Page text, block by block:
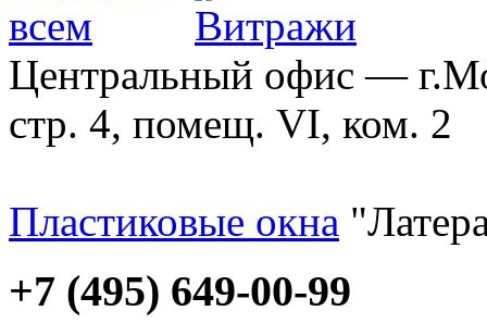
Центральный офис —
стр. 4, помещ. VI, ком. 2
Пластиковые окна
+7 (495) 649-00-99